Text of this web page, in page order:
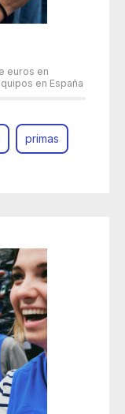
euros en
en España
primas